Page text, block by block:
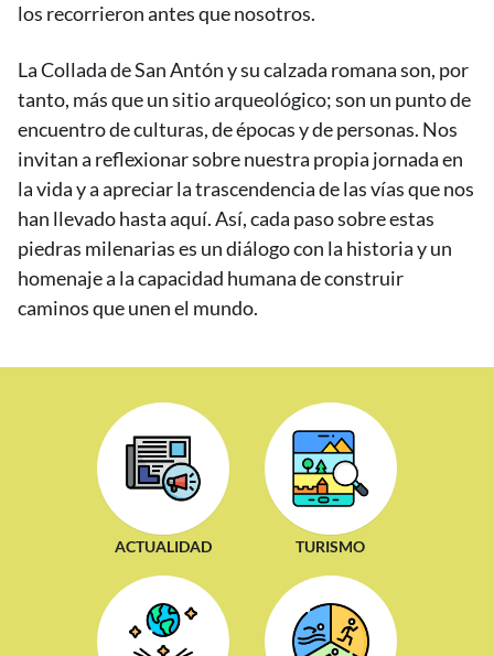
los recorrieron antes que nosotros.
La Collada de San Antón y su calzada romana son, por
tanto, más que un sitio arqueológico; son un punto de
encuentro de culturas, de épocas y de personas. Nos
invitan a reflexionar sobre nuestra propia jornada en
la vida y a apreciar la trascendencia de las vías que nos
han llevado hasta aquí. Así, cada paso sobre estas
piedras milenarias es un diálogo con la historia y un
homenaje a la capacidad humana de construir
caminos que unen el mundo.
ACTUALIDAD TURISMO